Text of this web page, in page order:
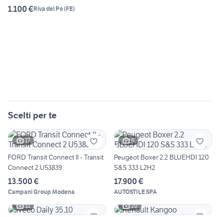
1.100 €Riva del Po(FE)
Scelti per te
17
FORD Transit Connect II - Transit
Connect 2 U53839
13.500 €
Campani Group Modena
6
Peugeot Boxer 2.2 BLUEHDI 120
S&S 333 L2H2
17.900 €
AUTOSTILE SPA
11
20